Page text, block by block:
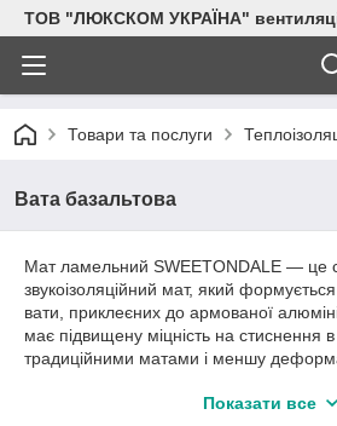
ТОВ "ЛЮКСКОМ УКРАЇНА"
Товари та послуги
Вата базальтова
Мат ламельний SWEETONDALE — це
звукоізоляційний мат, який
вати, приклеєних до армованої
має підвищену міцність на стиснення в
традиційними матами і меншу
Показати все